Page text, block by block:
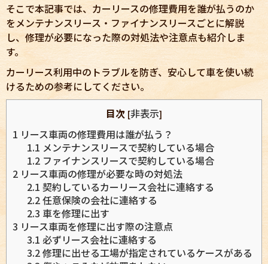
そこで本記事では、カーリースの修理費用を誰が払うのか
をメンテナンスリース・ファイナンスリースごとに解説
し、修理が必要になった際の対処法や注意点も紹介しま
す。
カーリース利用中のトラブルを防ぎ、安心して車を使い続
けるための参考にしてください。
目次 [非表示]
1 リース車両の修理費用は誰が払う？
1.1 メンテナンスリースで契約している場合
1.2 ファイナンスリースで契約している場合
2 リース車両の修理が必要な時の対処法
2.1 契約しているカーリース会社に連絡する
2.2任意保険の会社に連絡する
2.3 車を修理に出す
3 リース車両を修理に出す際の注意点
3.1 必ずリース会社に連絡する
3.2修理に出せる工場が指定されているケースがある